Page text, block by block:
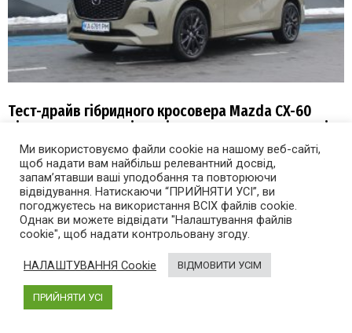
Тест-драйв гібридного кросовера Mazda CX-60
після оновлення: відповідаємо на питання читачів
5 місяців тому
Ми використовуємо файли cookie на нашому веб-сайті,
щоб надати вам найбільш релевантний досвід,
запам’ятавши ваші уподобання та повторюючи
відвідування. Натискаючи “ПРИЙНЯТИ УСІ”, ви
погоджуєтесь на використання ВСІХ файлів cookie.
Однак ви можете відвідати "Налаштування файлів
cookie", щоб надати контрольовану згоду.
НАЛАШТУВАННЯ Cookie ВІДМОВИТИ УСІМ
ПРИЙНЯТИ УСІ